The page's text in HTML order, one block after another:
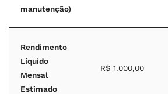
manutenção)
Rendimento
Líquido
Mensal
Estimado
R$ 1.000,00